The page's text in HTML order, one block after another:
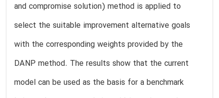
and compromise solution) method is applied to
select the suitable improvement alternative goals
with the corresponding weights provided by the
DANP method. The results show that the current
model can be used as the basis for a benchmark